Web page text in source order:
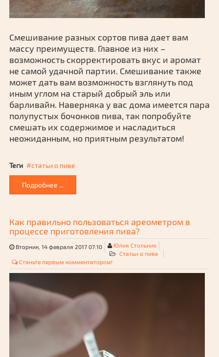
Смешивание разных сортов пива дает вам
массу преимуществ. Главное из них –
возможность скорректировать вкус и аромат
не самой удачной партии. Смешивание также
может дать вам возможность взглянуть под
иным углом на старый добрый эль или
барливайн. Наверняка у вас дома имеется пара
полупустых бочонков пива, так попробуйте
смешать их содержимое и насладиться
неожиданным, но приятным результатом!
Теги статьи о пиве
Подробнее ...
Как правильно пользоваться ареометром в
процессе приготовления пива?
Вторник, 14 февраля 2017 07:10
Юлия Стольник
Статьи о пиве
Станьте первым комментатором!